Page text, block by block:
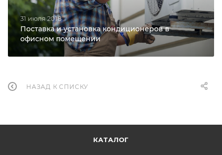
31 июля 2018
Поставка и установка кондиционеров в
офисном помещении
НАЗАД К СПИСКУ
КАТАЛОГ